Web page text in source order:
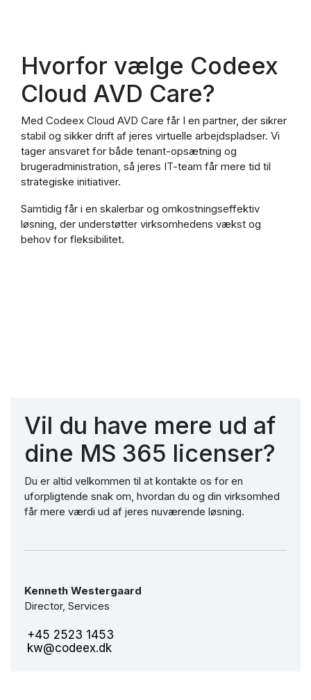
Hvorfor vælge Codeex
Cloud AVD Care?
Med Codeex Cloud AVD Care får I en partner, der sikrer
stabil og sikker drift af jeres virtuelle arbejdspladser. Vi
tager ansvaret for både tenant-opsætning og
brugeradministration, så jeres IT-team får mere tid til
strategiske initiativer.
Samtidig får i en skalerbar og omkostningseffektiv
løsning, der understøtter virksomhedens vækst og
behov for fleksibilitet.
Vil du have mere ud af
dine MS 365 licenser?
Du er altid velkommen til at kontakte os for en
uforpligtende snak om, hvordan du og din virksomhed
får mere værdi ud af jeres nuværende løsning.
Kenneth Westergaard
Director, Services
+45 2523 1453
kw@codeex.dk